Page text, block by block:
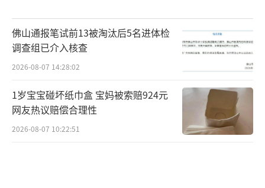
佛山通报笔试前13被淘汰后5名进体检
调查组已介入核查
2026-08-07 14:28:02
1岁宝宝碰坏纸巾盒 宝妈被索赔924元
网友热议赔偿合理性
2026-08-07 10:22:51